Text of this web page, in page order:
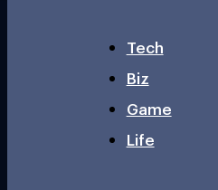
Tech
Biz
Game
Life